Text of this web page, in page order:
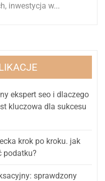
inwestycja w...
ekspert seo i dlaczego
kluczowa dla sukcesu
krok po kroku. jak
podatku?
sprawdzony